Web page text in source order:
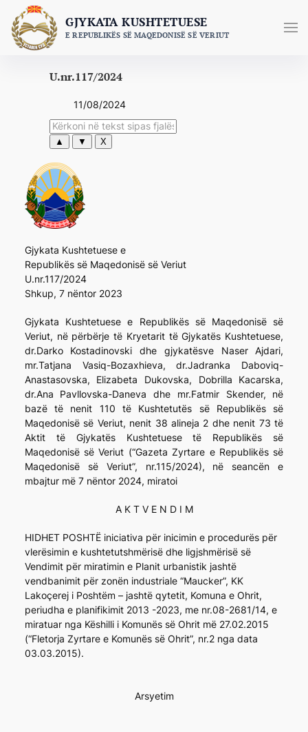
content
GJYKATA KUSHTETUESE
E REPUBLIKËS SË MAQEDONISË SË VERIUT
U.nr.117/2024
11/08/2024
▲ ▼ X
Gjykata Kushtetuese e
Republikës së Maqedonisë së Veriut
U.nr.117/2024
Shkup, 7 nëntor 2023
Gjykata Kushtetuese e Republikës së Maqedonisë së
Veriut, në përbërje të Kryetarit të Gjykatës Kushtetuese,
dr.Darko Kostadinovski dhe gjykatësve Naser Ajdari,
mr.Tatjana Vasiq-Bozaxhieva, dr.Jadranka Daboviq-
Anastasovska, Elizabeta Dukovska, Dobrilla Kacarska,
dr.Ana Pavllovska-Daneva dhe mr.Fatmir Skender, në
bazë të nenit 110 të Kushtetutës së Republikës së
Maqedonisë së Veriut, nenit 38 alineja 2 dhe nenit 73 të
Aktit të Gjykatës Kushtetuese të Republikës së
Maqedonisë së Veriut (“Gazeta Zyrtare e Republikës së
Maqedonisë së Veriut”, nr.115/2024), në seancën e
mbajtur më 7 nëntor 2024, miratoi
A K T V E N D I M
HIDHET POSHTË iniciativa për inicimin e procedurës për
vlerësimin e kushtetutshmërisë dhe ligjshmërisë së
Vendimit për miratimin e Planit urbanistik jashtë
vendbanimit për zonën industriale “Maucker”, KK
Lakoçerej i Poshtëm – jashtë qytetit, Komuna e Ohrit,
periudha e planifikimit 2013 -2023, me nr.08-2681/14, e
miratuar nga Këshilli i Komunës së Ohrit më 27.02.2015
(“Fletorja Zyrtare e Komunës së Ohrit”, nr.2 nga data
03.03.2015).
Arsyetim